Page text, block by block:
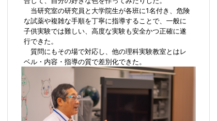
当研究室の研究員と大学院生が各班に1名付き、危険
な試薬や複雑な手順を丁寧に指導することで、一般に
子供実験では難しい、高度な実験も安全かつ正確に遂
行できた。
質問にもその場で対応し、他の理科実験教室とはレ
ベル・内容・指導の質で差別化できた。